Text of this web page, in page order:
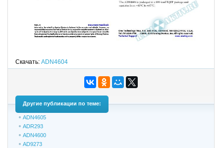
Скачать: ADN4604
Другие публикации по теме:
ADN4605
ADR293
ADN4600
AD9273